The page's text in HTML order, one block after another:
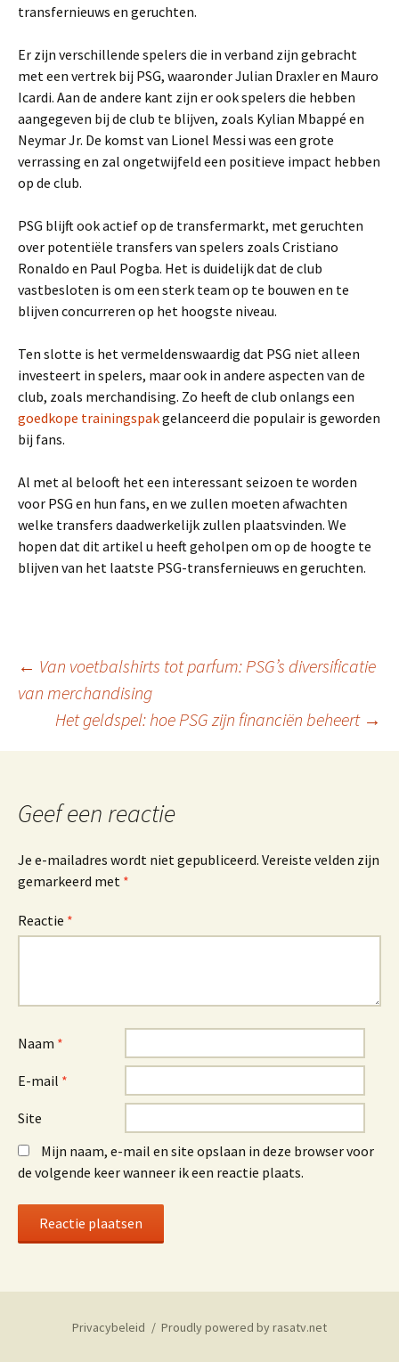
transfernieuws en geruchten.
Er zijn verschillende spelers die in verband zijn gebracht
met een vertrek bij PSG, waaronder Julian Draxler en Mauro
Icardi. Aan de andere kant zijn er ook spelers die hebben
aangegeven bij de club te blijven, zoals Kylian Mbappé en
Neymar Jr. De komst van Lionel Messi was een grote
verrassing en zal ongetwijfeld een positieve impact hebben
op de club.
PSG blijft ook actief op de transfermarkt, met geruchten
over potentiële transfers van spelers zoals Cristiano
Ronaldo en Paul Pogba. Het is duidelijk dat de club
vastbesloten is om een sterk team op te bouwen en te
blijven concurreren op het hoogste niveau.
Ten slotte is het vermeldenswaardig dat PSG niet alleen
investeert in spelers, maar ook in andere aspecten van de
club, zoals merchandising. Zo heeft de club onlangs een
goedkope trainingspakgelanceerd die populair is geworden
bij fans.
Al met al belooft het een interessant seizoen te worden
voor PSG en hun fans, en we zullen moeten afwachten
welke transfers daadwerkelijk zullen plaatsvinden. We
hopen dat dit artikel u heeft geholpen om op de hoogte te
blijven van het laatste PSG-transfernieuws en geruchten.
Berichtnavigatie
← Van voetbalshirts tot parfum: PSG’s diversificatie
van merchandising
Het geldspel: hoe PSG zijn financiën beheert →
Geef een reactie
Je e-mailadres wordt niet gepubliceerd. Vereiste velden zijn
gemarkeerd met *
Reactie *
Naam *
E-mail *
Site
Mijn naam, e-mail en site opslaan in deze browser voor
de volgende keer wanneer ik een reactie plaats.
Privacybeleid Proudly powered by rasatv.net